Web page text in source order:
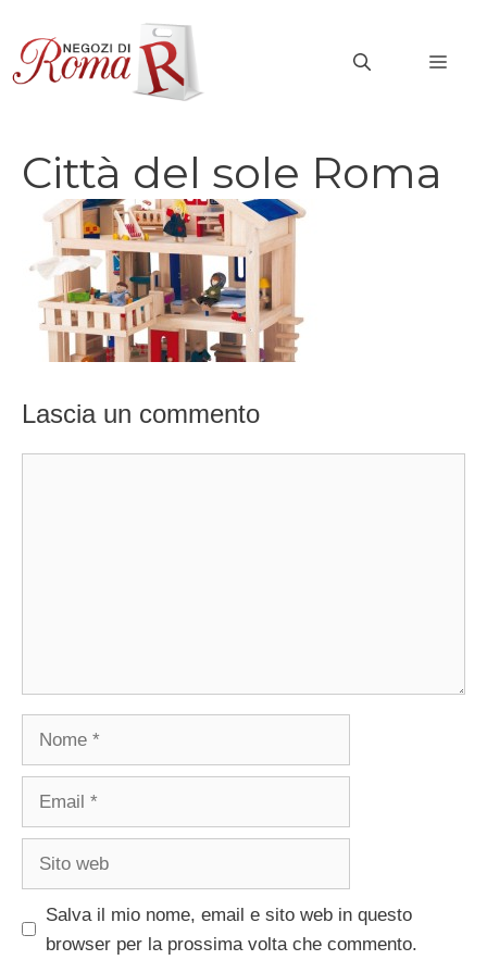
contenuto
Città del sole Roma
Lascia un commento
Nome
Email
Sito
Salva il mio nome, email e sito web in questo
browser per la prossima volta che commento.